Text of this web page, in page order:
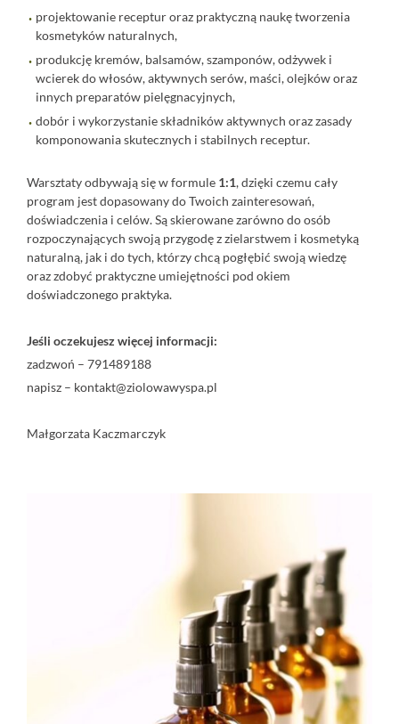
projektowanie receptur oraz praktyczną naukę tworzenia
kosmetyków naturalnych,
produkcję kremów, balsamów, szamponów, odżywek i
wcierek do włosów, aktywnych serów, maści, olejków oraz
innych preparatów pielęgnacyjnych,
dobór i wykorzystanie składników aktywnych oraz zasady
komponowania skutecznych i stabilnych receptur.
Warsztaty odbywają się w formule 1:1, dzięki czemu cały
program jest dopasowany do Twoich zainteresowań,
doświadczenia i celów. Są skierowane zarówno do osób
rozpoczynających swoją przygodę z zielarstwem i kosmetyką
naturalną, jak i do tych, którzy chcą pogłębić swoją wiedzę
oraz zdobyć praktyczne umiejętności pod okiem
doświadczonego praktyka.
Jeśli oczekujesz więcej informacji:
zadzwoń – 791489188
napisz – kontakt@ziolowawyspa.pl
Małgorzata Kaczmarczyk